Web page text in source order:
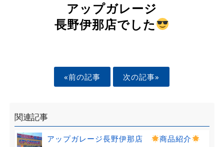
アップガレージ
長野伊那店でした
«前の記事 次の記事»
関連記事
アップガレージ長野伊那店 商品紹介